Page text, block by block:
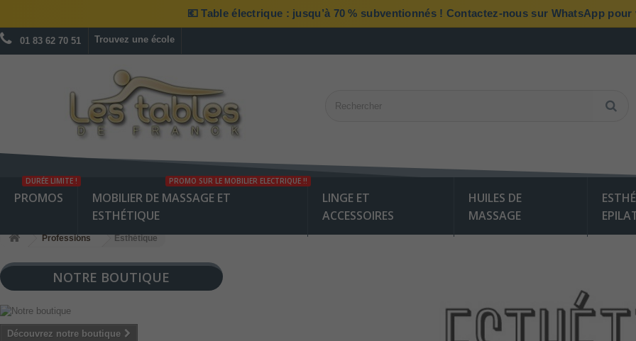
💶 Table électrique : jusqu’à 70 % subventionnés ! Contactez-nous sur WhatsApp
01 83 62 70 51 Trouvez une école
PROMOS
DURÉE LIMITE !
MOBILIER DE MASSAGE ET
ESTHÉTIQUE
PROMO SUR LE MOBILIER ELECTRIQUE !!
LINGE ET
ACCESSOIRES
HUILES DE
MASSAGE
Professions Esthétique
NOTRE BOUTIQUE
Découvrez notre boutique